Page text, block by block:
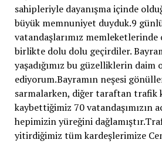
sahipleriyle dayanışma içinde
büyük memnuniyet duyduk.9
vatandaşlarımız
birlikte dolu dolu geçirdiler.
yaşadığımız bu güzelliklerin daim
ediyorum.Bayramın neşesi
sarmalarken, diğer taraftan trafik
kaybettiğimiz 70 vatandaşımızın
hepimizin yüreğini
yitirdiğimiz tüm kardeşlerimize